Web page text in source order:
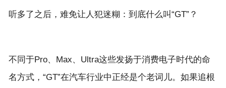
不同于Pro、Max、Ultra这些发扬于消费电子时代的命
名方式，“GT”在汽车行业中正经是个老词儿。如果追根